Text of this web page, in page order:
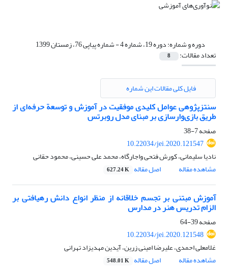
دوره و شماره:دوره 19، شماره 4 - شماره پیاپی 76، زمستان 1399
تعداد مقالات: 8
فایل کلی مقالات این شماره
سنتزپژوهی عوامل کلیدی موفقیت در آموزش و توسعة حرفه‌ای از
طریق بازی‌وارسازی بر مبنای مدل روبرتس
صفحه7-38
10.22034/jei.2020.121547
نادیا سلیمانی، کورش فتحی واجارگاه، محمد علی حسینی، محمود حقانی
مشاهده مقاله
اصل مقاله 627.24 K
آموزش مبتنی بر تجسم خلاقانه از منظر انواع دانش رهیافتی بر
الزام تدریس هنر در مدارس
صفحه39-64
10.22034/jei.2020.121548
غلامعلی احمدی، علیرضا امینی زرین، آیدین مهدیزاد تهرانی
مشاهده مقاله
اصل مقاله 548.01 K